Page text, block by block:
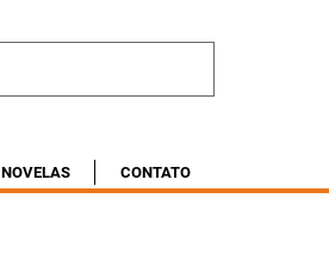
NOVELAS CONTATO